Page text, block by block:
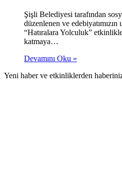
Şişli Belediyesi tarafından
düzenlenen ve
“Hatıralara Yolculuk”
katmaya…
Devamını Oku »
Yeni haber ve etkinliklerden